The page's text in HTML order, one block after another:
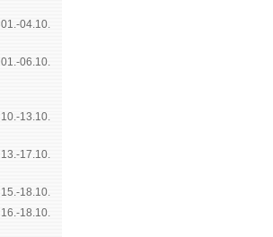
01.-04.10.
01.-06.10.
10.-13.10.
13.-17.10.
15.-18.10.
16.-18.10.